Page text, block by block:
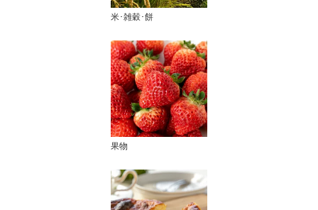
米･雑穀･餅
果物